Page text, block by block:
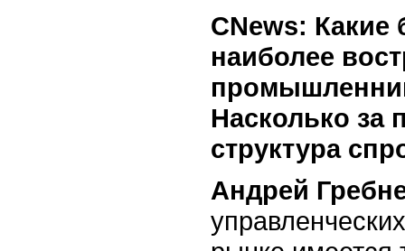
CNews: Какие
наиболее
Насколько за
структура
Андрей